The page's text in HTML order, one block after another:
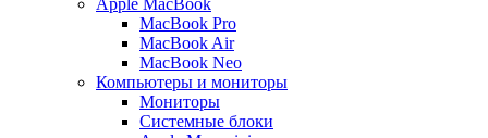
Apple MacBook
MacBook Pro
MacBook Air
MacBook Neo
Компьютеры и мониторы
Мониторы
Системные блоки